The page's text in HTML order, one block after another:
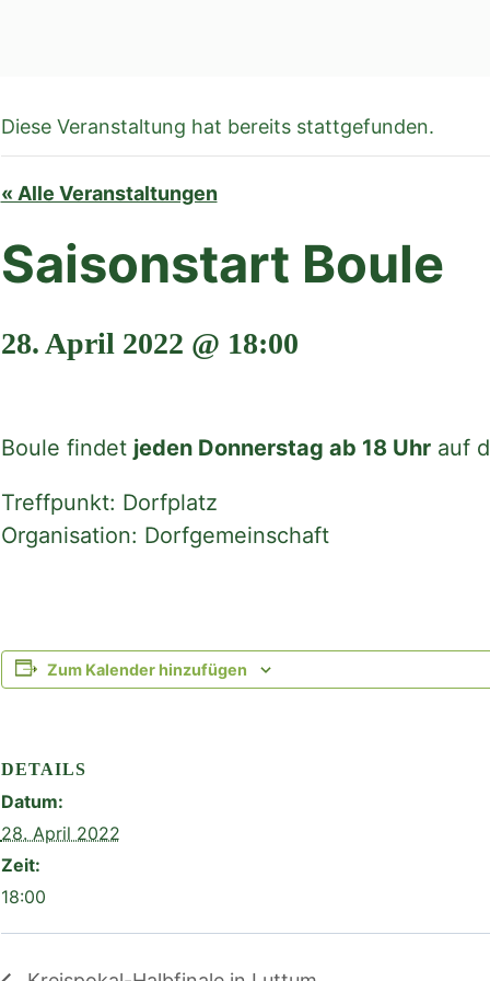
Diese Veranstaltung hat bereits stattgefunden.
« Alle Veranstaltungen
Saisonstart Boule
28. April 2022 @ 18:00
Boule findet jeden Donnerstag ab 18 Uhrauf
Treffpunkt: Dorfplatz
Organisation: Dorfgemeinschaft
Zum Kalender hinzufügen
DETAILS
Datum:
28. April 2022
Zeit:
18:00